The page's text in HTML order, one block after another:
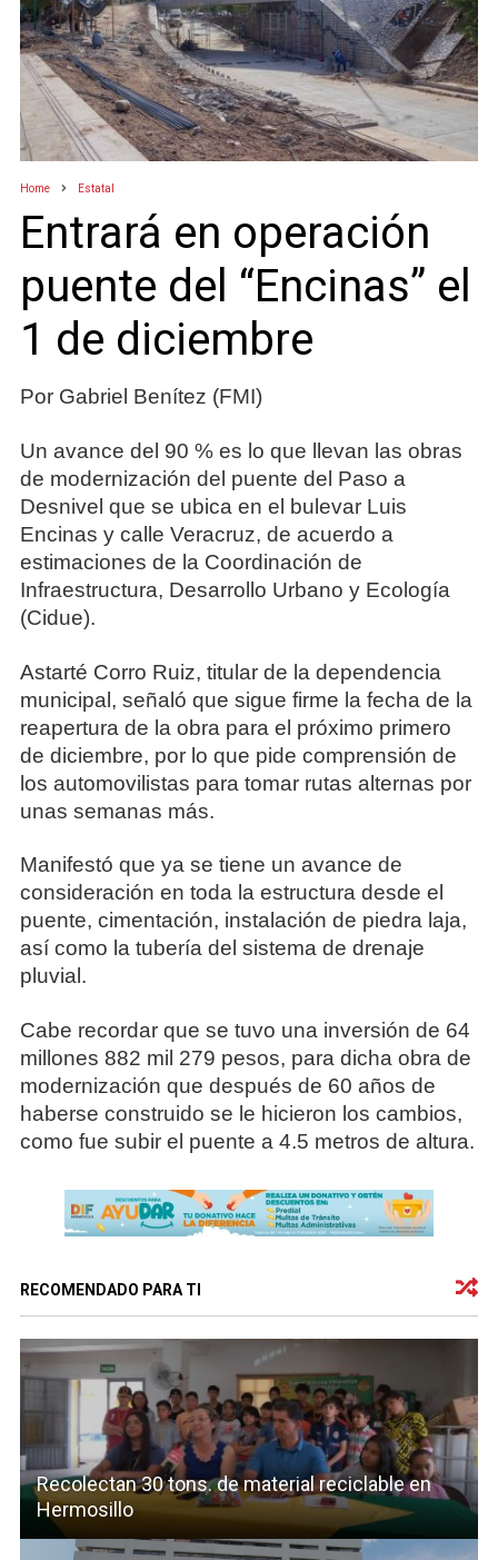
Home Estatal
Entrará en operación
puente del “Encinas” el
1 de diciembre
Por Gabriel Benítez (FMI)
Un avance del 90 % es lo que llevan las obras
de modernización del puente del Paso a
Desnivel que se ubica en el bulevar Luis
Encinas y calle Veracruz, de acuerdo a
estimaciones de la Coordinación de
Infraestructura, Desarrollo Urbano y Ecología
(Cidue).
Astarté Corro Ruiz, titular de la dependencia
municipal, señaló que sigue firme la fecha de la
reapertura de la obra para el próximo primero
de diciembre, por lo que pide comprensión de
los automovilistas para tomar rutas alternas por
unas semanas más.
Manifestó que ya se tiene un avance de
consideración en toda la estructura desde el
puente, cimentación, instalación de piedra laja,
así como la tubería del sistema de drenaje
pluvial.
Cabe recordar que se tuvo una inversión de 64
millones 882 mil 279 pesos, para dicha obra de
modernización que después de 60 años de
haberse construido se le hicieron los cambios,
como fue subir el puente a 4.5 metros de altura.
RECOMENDADO PARA TI
Recolectan 30 tons. de material reciclable en
Hermosillo